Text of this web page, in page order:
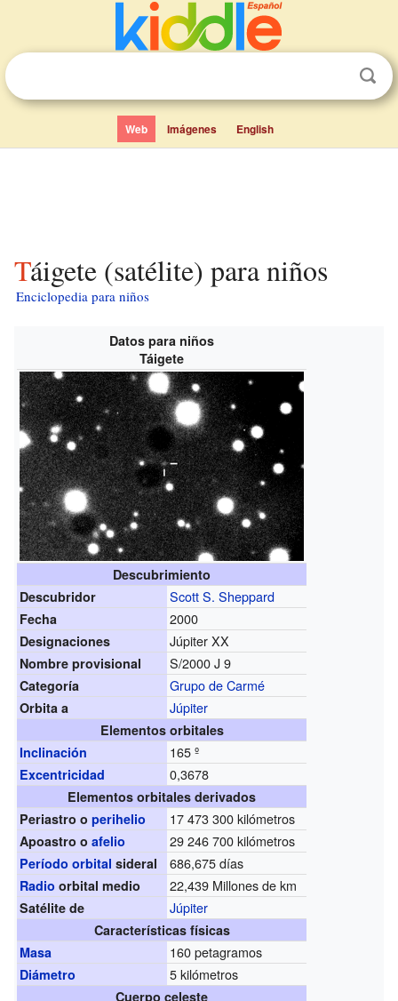
Web Imágenes English
Táigete (satélite) para niños
Enciclopedia para niños
Datos para niños
Táigete
Descubrimiento
Descubridor
Scott S. Sheppard
Fecha 2000
Designaciones Júpiter XX
Nombre provisional S/2000 J 9
Categoría Grupo de Carmé
Orbita a Júpiter
Elementos orbitales
Inclinación
165 º
Excentricidad 0,3678
Elementos orbitales derivados
Periastro operihelio 17 473 300 kilómetros
Apoastro oafelio 29 246 700 kilómetros
Período orbital sideral 686,675 días
Radio orbital medio 22,439 Millones de km
Satélite de Júpiter
Características físicas
Masa
160 petagramos
Diámetro 5 kilómetros
Cuerpo celeste